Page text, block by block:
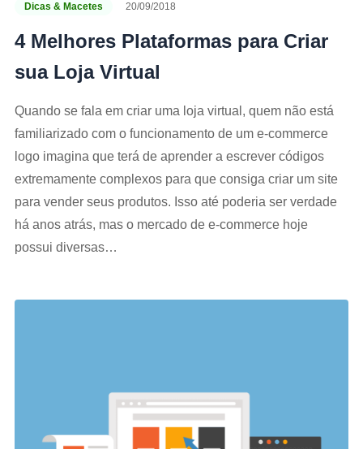
Dicas & Macetes 20/09/2018
4 Melhores Plataformas para Criar
sua Loja Virtual
Quando se fala em criar uma loja virtual, quem não está
familiarizado com o funcionamento de um e-commerce
logo imagina que terá de aprender a escrever códigos
extremamente complexos para que consiga criar um site
para vender seus produtos. Isso até poderia ser verdade
há anos atrás, mas o mercado de e-commerce hoje
possui diversas…